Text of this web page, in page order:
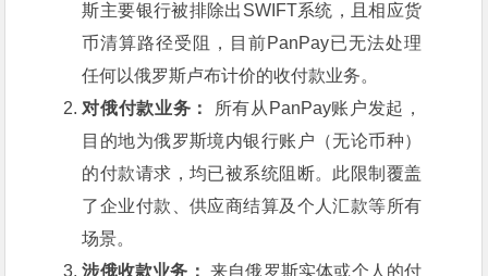
斯主要银行被排除出SWIFT系统，且相应货
币清算路径受阻，目前PanPay已无法处理
任何以俄罗斯卢布计价的收付款业务。
对俄付款业务：
所有从PanPay账户发起，
目的地为俄罗斯境内银行账户（无论币种）
的付款请求，均已被系统阻断。此限制覆盖
了企业付款、供应商结算及个人汇款等所有
场景。
涉俄收款业务： 来自俄罗斯实体或个人的付